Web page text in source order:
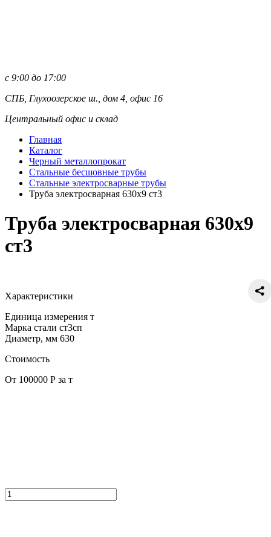
с 9:00 до 17:00
СПБ, Глухоозерское ш., дом 4, офис 16
Центральный офис и склад
Главная
Каталог
Черный металлопрокат
Стальные бесшовные трубы
Стальные электросварные трубы
Труба электросварная 630х9 ст3
Труба электросварная 630х9
ст3
Характеристики
Единица измерения т
Марка стали ст3сп
Диаметр, мм 630
Стоимость
От 100000 Р за т